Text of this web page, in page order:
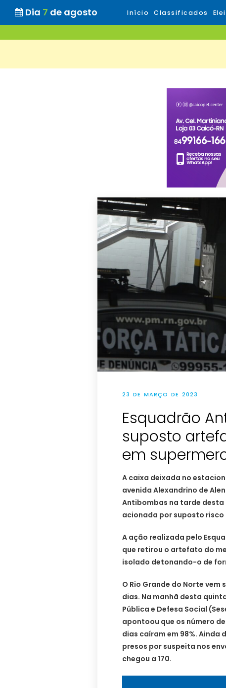
Dia 7 de agosto Início Classificados
23 DE MARÇO DE 2023
Esquadrão
suposto
em
A caixa deixada no
avenida Alexandrino de
Antibombas na tarde
acionada por suposto risco
A ação realizada pelo
que retirou o artefato do
isolado detonando-o de
O Rio Grande do Norte
dias. Na manhã desta
Pública e Defesa Social
apontoou que os número
dias caíram em 98%. Ainda
presos por suspeita nos
chegou a 170.